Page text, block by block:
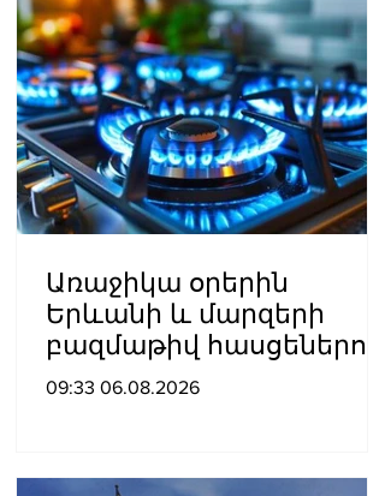
Առաջիկա օրերին
Երևանի և մարզերի
բազմաթիվ հասցեներում
գազանջատումներ են
09:33 06.08.2026